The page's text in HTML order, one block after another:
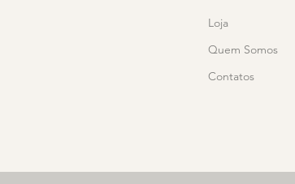
Loja
Quem Somos
Contatos